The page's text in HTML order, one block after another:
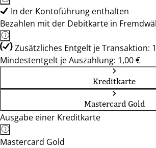
In der Kontoführung enthalten
Bezahlen mit der Debitkarte in
Zusätzliches Entgelt je Transaktion:
Mindestentgelt je Auszahlung: 1,00 €
Kreditkarte
Mastercard Gold
Ausgabe einer Kreditkarte
Mastercard Gold